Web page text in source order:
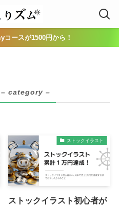
ースが1500円から！
– category –
ストックイラスト
ストックイラスト初心者が